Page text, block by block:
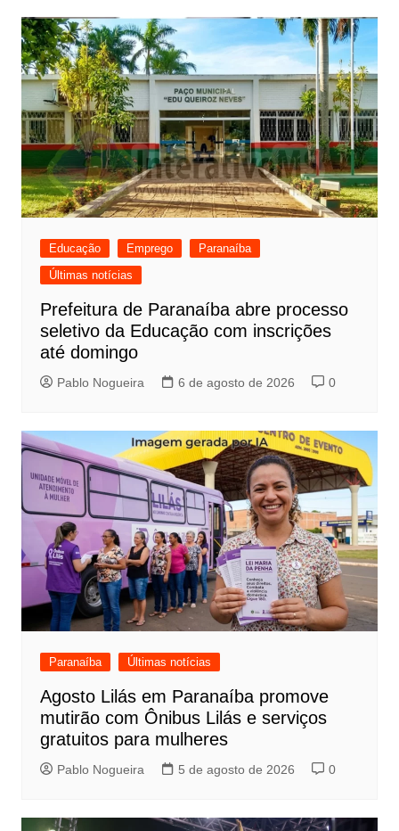
Post
Educação Emprego
Paranaíba
Últimas notícias
Prefeitura de Paranaíba abre processo
seletivo da Educação com inscrições
até domingo
Pablo Nogueira 6 de agosto de 2026 0
Paranaíba Últimas notícias
Agosto Lilás em Paranaíba promove
mutirão com Ônibus Lilás e serviços
gratuitos para mulheres
Pablo Nogueira 5 de agosto de 2026 0